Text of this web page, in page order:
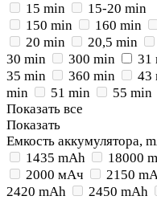
15 min
15-20 min
150 min
160 min
20 min
20,5 min
30 min
300 min 31
35 min
360 min 43
min
51 min 55 min
Показать все
Показать
Емкость аккумулятора,
1435 mAh
18000
2000 мАч
2150
2420 mAh
2450 mAh